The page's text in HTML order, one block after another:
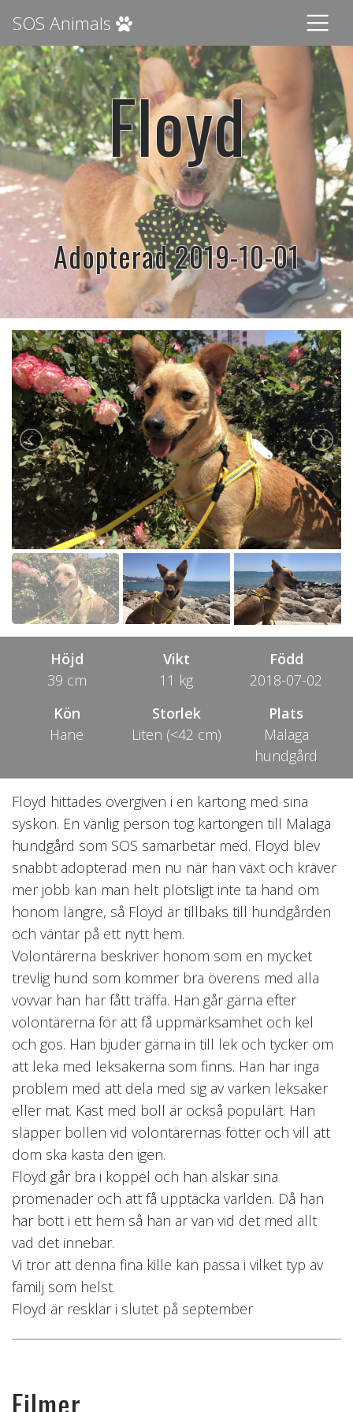
SOS Animals
Floyd
Adopterad 2019-10-01
Höjd
39 cm
Vikt
11 kg
Född
2018-07-02
Kön
Hane
Storlek
Liten (<42 cm)
Plats
Malaga
hundgård
Floyd hittades övergiven i en kartong med sina
syskon. En vänlig person tog kartongen till Malaga
hundgård som SOS samarbetar med. Floyd blev
snabbt adopterad men nu när han växt och kräver
mer jobb kan man helt plötsligt inte ta hand om
honom längre, så Floyd är tillbaks till hundgården
och väntar på ett nytt hem.
Volontärerna beskriver honom som en mycket
trevlig hund som kommer bra överens med alla
vovvar han har fått träffa. Han går gärna efter
volontärerna för att få uppmärksamhet och kel
och gos. Han bjuder gärna in till lek och tycker om
att leka med leksakerna som finns. Han har inga
problem med att dela med sig av varken leksaker
eller mat. Kast med boll är också populärt. Han
släpper bollen vid volontärernas fötter och vill att
dom ska kasta den igen.
Floyd går bra i koppel och han älskar sina
promenader och att få upptäcka världen. Då han
har bott i ett hem så han ar van vid det med allt
vad det innebar.
Vi tror att denna fina kille kan passa i vilket typ av
familj som helst.
Floyd är resklar i slutet på september
Filmer